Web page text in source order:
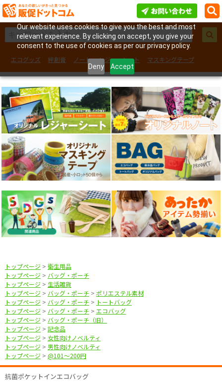
Our website uses cookies to give you the best and most
relevant experience. By clicking on accept, you give your
consent to the use of cookies as per our privacy policy.
Deny Accept
エコグッズ 絆創膏 ノート レジャーシート
マスキングテープ
フェイスシール
トップページ > 衛生用品
トップページ > バッグ・ポーチ
トップページ > 生活雑貨
トップページ > バッグ・ポーチ > ポリエステル素材
トップページ > バッグ・ポーチ > トートバッグ
トップページ > バッグ・ポーチ > エコバッグ
トップページ > バッグ・ポーチ（旧）
トップページ > 記念品
トップページ > 女性向けノベルティ
トップページ > 男性向けノベルティ
トップページ > @101〜200円
抗菌ポケットインエコバッグ